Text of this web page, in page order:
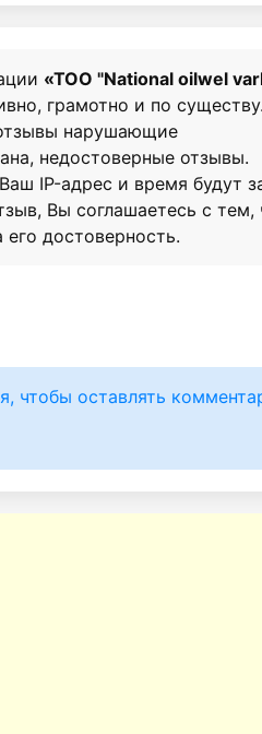
«ТОО "National oilwel
грамотно и по существу.
нарушающие
недостоверные отзывы.
IP-адрес и время будут
Вы соглашаетесь с тем,
его достоверность.
чтобы оставлять